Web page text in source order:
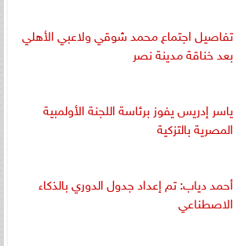
تفاصيل اجتماع محمد شوقي ولاعبي الأهلي
بعد خناقة مدينة نصر
ياسر إدريس يفوز برئاسة اللجنة الأولمبية
المصرية بالتزكية
أحمد دياب: تم إعداد جدول الدوري بالذكاء
الاصطناعي